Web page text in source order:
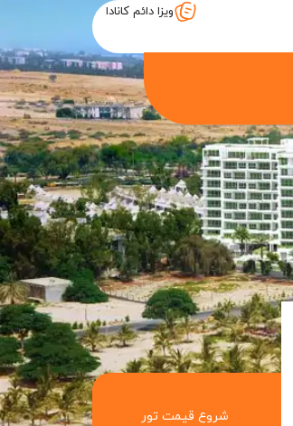
ویزا دائم کانادا
شروع قیمت تور